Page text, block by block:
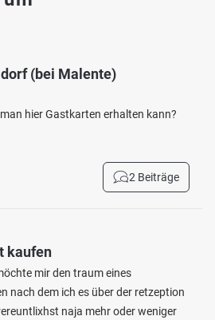
(bei Malente)
hier Gastkarten erhalten kann?
2 Beiträge
kaufen
mir den traum eines
nach dem ich es über der retzeption
naja mehr oder weniger